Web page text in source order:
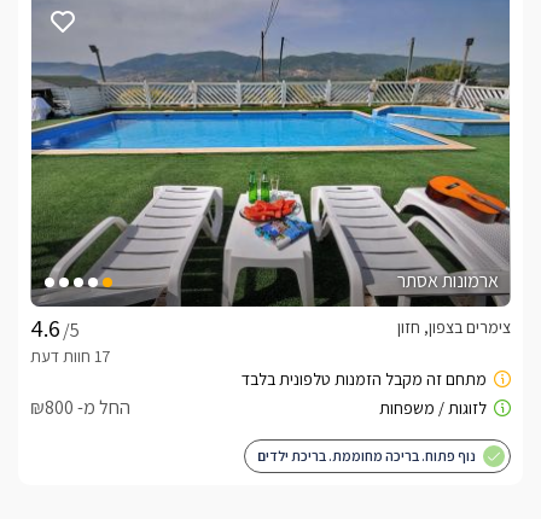
ארמונות אסתר
/5
צימרים בצפון, חזון
החל מ- ₪800
נוף פתוח. בריכה מחוממת. בריכת ילדים